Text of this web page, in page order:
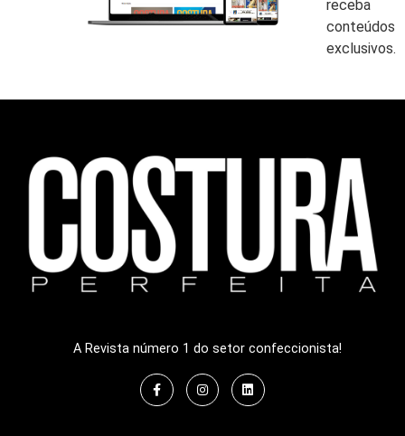
receba
conteúdos
exclusivos.
A Revista número 1 do setor confeccionista!